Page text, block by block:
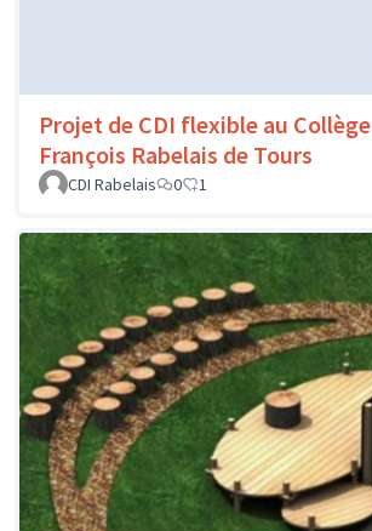
Projet de CDI flexible au Collège
François Rabelais de Tours
CDI Rabelais
0 1